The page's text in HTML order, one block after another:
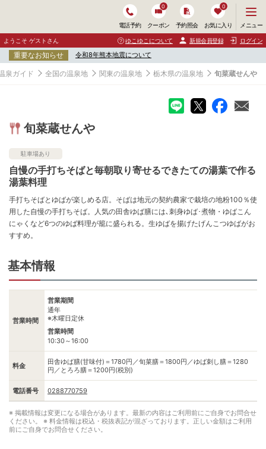
電話予約 クーポン
0
予約照会 お気に入り
0
ニ
ュ
ー
開
く
メニュー
ようこそ ゲストさん ゆこゆこについて 新規会員登録 ログイン
重要なお知らせ 令和8年熊本地震について
泉ガイド 全国の温泉地 関東の温泉地 栃木県の温泉地 旬菜蔵せんや
旬菜蔵せんや
駐車場あり
自慢の手打ちそばと毎朝取り寄せるできたての湯葉で作る
湯葉料理
手打ちそばとゆばが楽しめる店。そばは地元の契約農家で栽培の地粉100％使
用した自慢の手打ちそば。人気の田舎ゆば膳には､刺身ゆば･煮物・ゆばこん
にゃくなど6つのゆば料理が籠に盛られる。生ゆばを揚げたげんこつゆばがお
すすめ。
基本情報
営業時間
営業期間
通年
※木曜日定休
営業時間
10:30～16:00
料金
田舎ゆば膳(甘味付)＝1780円／旬菜膳＝1800円／ゆば刺し膳＝1280
円／とろろ膳＝1200円(税別)
電話番号 0288770759
※ 掲載情報は変更になる場合があります。最新の内容はご利用前にご自身でお問合せ
ください。
※ 料金情報は税込・税抜表記が混ざっております。正しい金額はご利用
前にご自身でお問合せください。